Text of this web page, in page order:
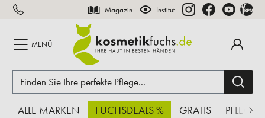
springen Magazin Institut
MENÜ
ALLE MARKEN FUCHSDEALS % GRATIS PFLEGE